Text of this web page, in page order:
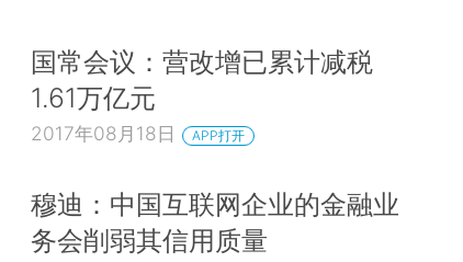
国常会议：营改增已累计减税
1.61万亿元
2017年08月18日 APP打开
穆迪：中国互联网企业的金融业
务会削弱其信用质量